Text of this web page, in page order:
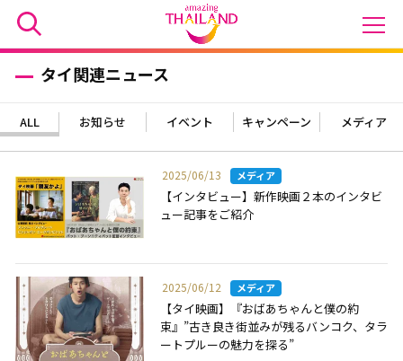
タイ関連ニュース
ALL お知らせ イベント キャンペーン メディア
2025/06/13
【インタビュー】新作映画２本のインタビ
ュー記事をご紹介
2025/06/12
【タイ映画】『おばあちゃんと僕の約
束』”古き良き街並みが残るバンコク、タラ
ートプルーの魅力を探る”